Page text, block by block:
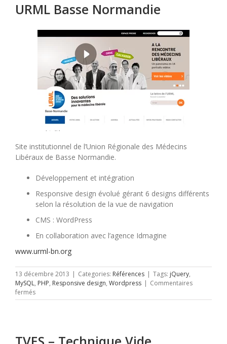
URML Basse Normandie
Site institutionnel de l’Union Régionale des Médecins
Libéraux de Basse Normandie.
Développement et intégration
Responsive design évolué gérant 6 designs différents
selon la résolution de la vue de navigation
CMS : WordPress
En collaboration avec l’agence Idmagine
www.urml-bn.org
13 décembre 2013 | Categories: Références | Tags: jQuery,
MySQL, PHP, Responsive design, Wordpress | Commentaires
ferméssur
URML